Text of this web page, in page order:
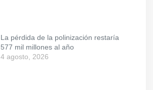
La pérdida de la polinización restaría
577 mil millones al año
4 agosto, 2026